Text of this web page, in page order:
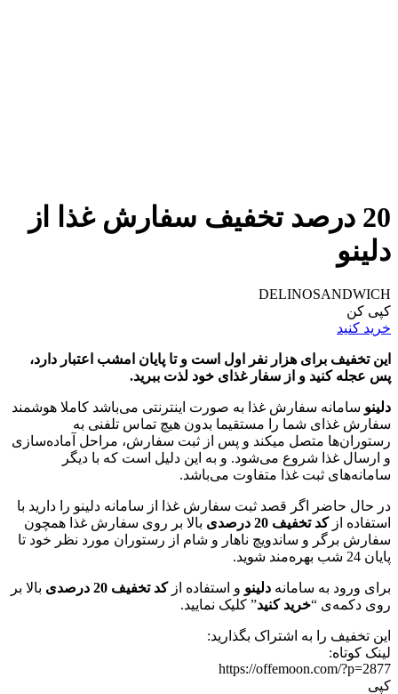
20 درصد تخفیف سفارش غذا از
دلینو
DELINOSANDWICH
کپی کن
خرید کنید
این تخفیف برای هزار نفر اول است و تا پایان امشب اعتبار دارد،
پس عجله کنید و از سفار غذای خود لذت ببرید.
دلینو سامانه سفارش غذا به صورت اینترنتی می‌باشد کاملا هوشمند
سفارش غذای شما را مستقیما بدون هیچ تماس تلفنی به
رستوران‌ها متصل میکند و پس از ثبت سفارش، مراحل آماده‌سازی
و ارسال غذا شروع می‌شود. و به این دلیل است که با دیگر
سامانه‌های ثبت غذا متفاوت می‌باشد.
در حال حاضر اگر قصد ثبت سفارش غذا از سامانه دلینو را دارید با
استفاده ازکد تخفیف 20 درصدی
بالا بر روی سفارش غذا همچون
سفارش برگر و ساندویچ ناهار و شام از رستوران‌ مورد نظر خود تا
پایان 24 شب بهره‌مند شوید.
برای ورود به سامانه دلینو و استفاده ازکد تخفیف 20 درصدی
بالا بر
روی دکمه‌ی “خرید کنید” کلیک نمایید.
این تخفیف را به اشتراک بگذارید:
لینک کوتاه:
https://offemoon.com/?p=2877
کپی